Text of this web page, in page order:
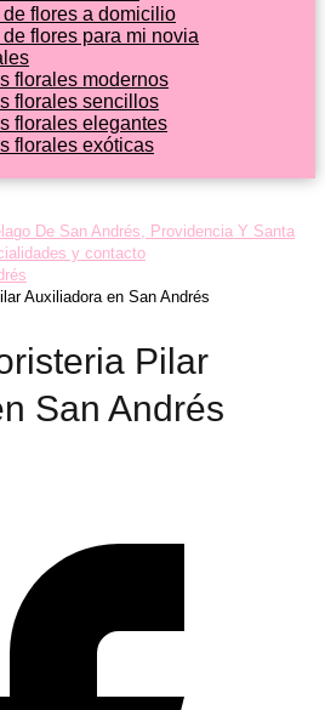
de flores a domicilio
de flores para mi novia
florales modernos
florales sencillos
florales elegantes
florales exóticas
De San Andrés, Providencia Y Santa
y contacto
Auxiliadora en San Andrés
Pilar
San Andrés